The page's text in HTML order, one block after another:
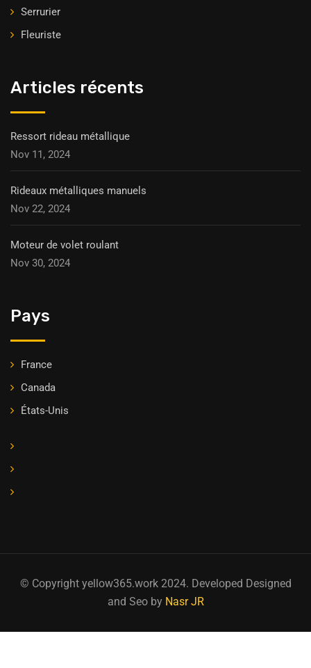
Serrurier
Fleuriste
Articles récents
Ressort rideau métallique
Nov 11, 2024
Rideaux métalliques manuels
Nov 22, 2024
Moteur de volet roulant
Nov 30, 2024
Pays
France
Canada
États-Unis
© Copyright yellow365.work 2024. Developed Designed
and Seo by Nasr JR